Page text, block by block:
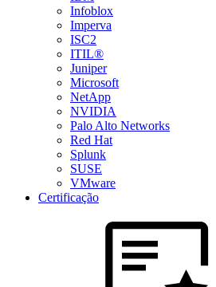
Infoblox
Imperva
ISC2
ITIL®
Juniper
Microsoft
NetApp
NVIDIA
Palo Alto Networks
Red Hat
Splunk
SUSE
VMware
Certificação